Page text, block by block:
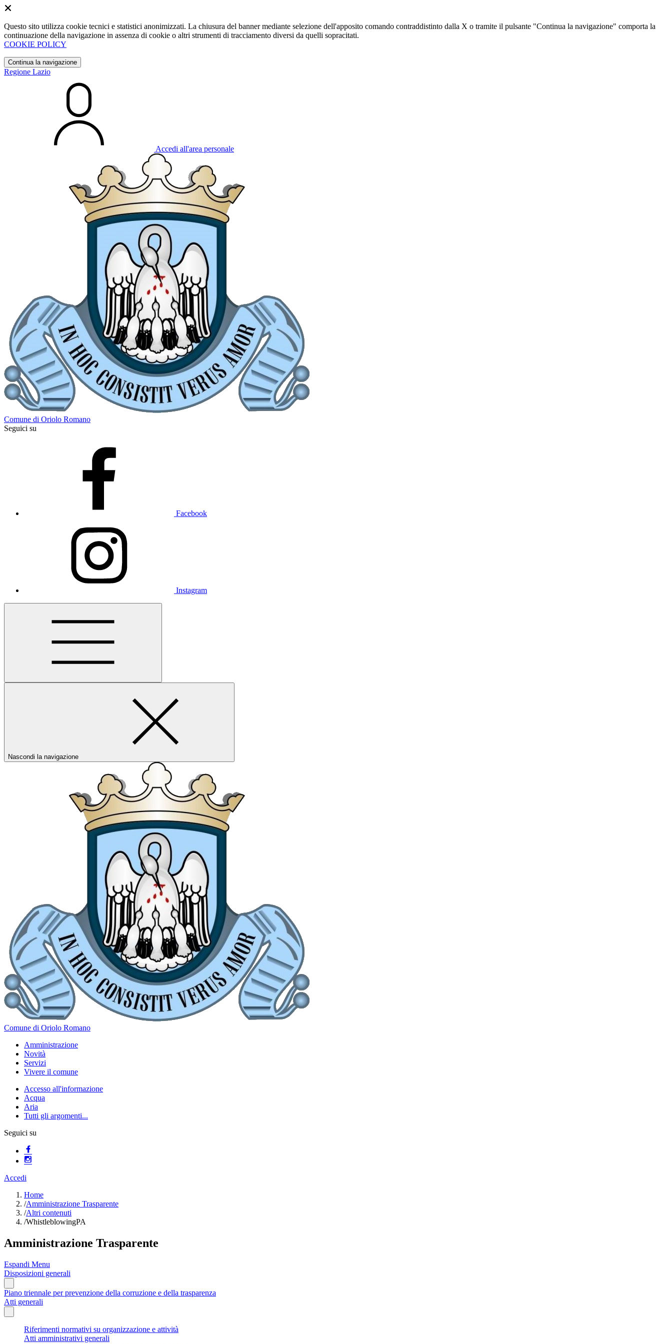
Questo sito utilizza cookie tecnici e statistici anonimizzati. La chiusura del banner mediante selezione dell'apposito comando contraddistinto dalla X o tramite il pulsante "Continua la navigazione" comporta la
continuazione della navigazione in assenza di cookie o altri strumenti di tracciamento diversi da quelli sopracitati.
COOKIE POLICY
Continua la navigazione
Regione Lazio
Accedi all'area personale
Comune di Oriolo Romano
Seguici su
Facebook
Instagram
Nascondi la navigazione
Comune di Oriolo Romano
Amministrazione
Novità
Servizi
Vivere il comune
Accesso all'informazione
Acqua
Aria
Tutti gli argomenti...
Seguici su
Accedi
Home
/Amministrazione Trasparente
/Altri contenuti
/WhistleblowingPA
Amministrazione Trasparente
Espandi Menu
Disposizioni generali
Piano triennale per prevenzione della corruzione e della trasparenza
Atti generali
Riferimenti normativi su organizzazione e attività
Atti amministrativi generali